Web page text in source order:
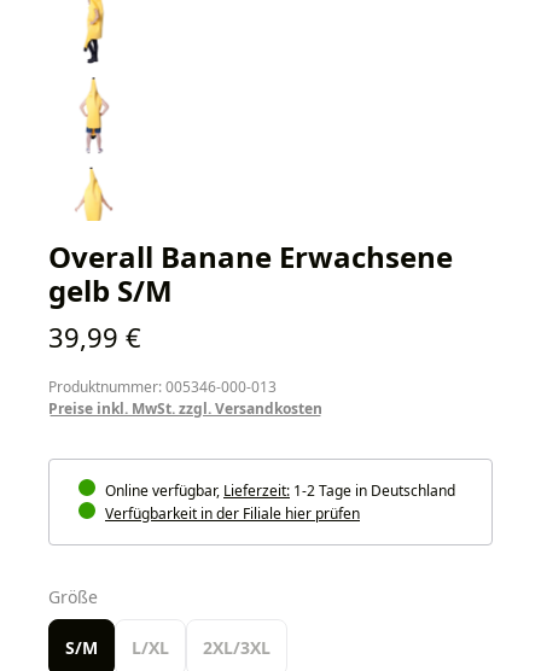
Overall Banane Erwachsene
gelb S/M
Regulärer Preis:
39,99 €
Produktnummer: 005346-000-013
Preise inkl. MwSt. zzgl. Versandkosten
Online verfügbar, Lieferzeit: 1-2 Tage in Deutschland
Verfügbarkeit in der Filiale hier prüfen
Größe
S/M L/XL 2XL/3XL